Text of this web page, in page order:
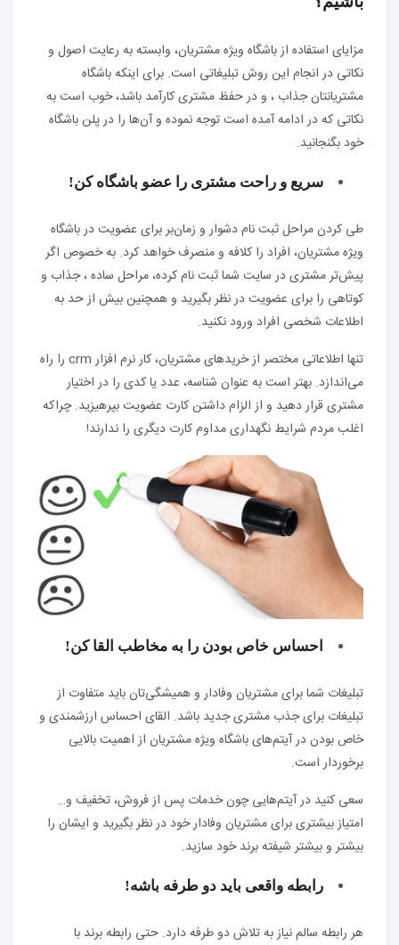
مزایای استفاده از باشگاه ویژه مشتریان، وابسته به رعایت اصول و
نکاتی در انجام این روش تبلیغاتی است. برای اینکه باشگاه
مشتریانتان جذاب ، و در حفظ مشتری کارآمد باشد، خوب است به
نکاتی که در ادامه آمده است توجه نموده و آن‌ها را در پلن باشگاه
خود بگنجانید.
سریع و راحت مشتری را عضو باشگاه کن!
طی کردن مراحل ثبت نام دشوار و زمان‌بر برای عضویت در باشگاه
ویژه مشتریان، افراد را کلافه و منصرف خواهد کرد‌. به خصوص اگر
پیش‌تر مشتری در سایت شما ثبت نام کرده، مراحل ساده ، جذاب و
کوتاهی را برای عضویت در نظر بگیرید و همچنین بیش از حد به
اطلاعات شخصی افراد ورود نکنید.
تنها اطلاعاتی مختصر از خریدهای مشتریان، کار نرم افزار crm را راه
می‌اندازد. بهتر است به عنوان شناسه، عدد یا کدی را در اختیار
مشتری قرار دهید و از الزام داشتن کارت عضویت بپرهیزید. چراکه
اغلب مردم شرایط نگهداری مداوم کارت دیگری را ندارند!
احساس خاص بودن را به مخاطب القا کن!
تبلیغات شما برای مشتریان وفادار و همیشگی‌تان باید متفاوت از
تبلیغات برای جذب مشتری جدید باشد. القای احساس ارزشمندی و
خاص بودن در آیتم‌های باشگاه ویژه مشتریان از اهمیت بالایی
برخوردار است.
سعی کنید در آیتم‌هایی چون خدمات پس از فروش، تخفیف و…
امتیاز بیشتری برای مشتریان وفادار خود در نظر بگیرید و ایشان را
بیشتر و بیشتر شیفته برند خود سازید.
رابطه واقعی باید دو طرفه باشه!
هر رابطه سالم نیاز به تلاش دو طرفه دارد. حتی رابطه برند با